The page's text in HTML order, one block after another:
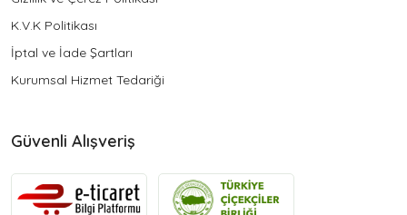
K.V.K Politikası
İptal ve İade Şartları
Kurumsal Hizmet Tedariği
Güvenli Alışveriş